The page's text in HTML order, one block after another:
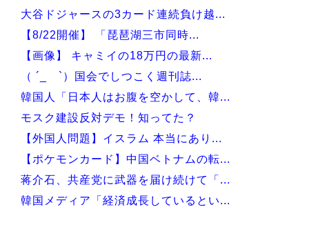
大谷ドジャースの3カード連続負け越...
【8/22開催】 「琵琶湖三市同時...
【画像】 キャミイの18万円の最新...
（ ´_ゝ`）国会でしつこく週刊誌...
韓国人「日本人はお腹を空かして、韓...
モスク建設反対デモ！知ってた？
【外国人問題】イスラム 本当にあり...
【ポケモンカード】中国ベトナムの転...
蒋介石、共産党に武器を届け続けて「...
韓国メディア「経済成長しているとい...